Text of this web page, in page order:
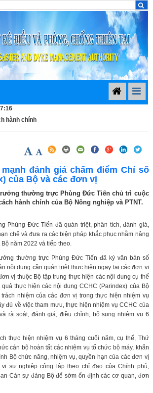
hành chính
đánh giá chấm điểm Chỉ số
của Bộ và các đơn vị
trưởng thường trực Phùng Đức Tiến chủ trì cuộc
hành chính của Bộ Nông nghiệp và PTNT.
Phùng Đức Tiến đã quán triệt, phân tích, đánh giá,
chế và đưa ra các biện pháp khắc phục nhằm nâng
năm 2022 và tiếp theo.
thường trực Phùng Đức Tiến đã ký văn bản số
nội dung cần quán triệt thực hiện ngay tại các đơn vị
vị thuộc Bộ tập trung thực hiện các nội dung cụ thể
quả thực hiện các nội dung CCHC (Parindex) của Bộ
nhiệm của các đơn vị trong thực hiện nhiệm vụ
đủ về việc tham mưu, thực hiện nhiệm vụ CCHC của
rà soát, đánh giá, điều chỉnh, bổ sung nhiệm vụ 6
thực hiện nhiệm vụ 6 tháng cuối năm, cụ thể, Thứ
cán bộ hoàn tất các nhiệm vụ tổ chức bộ máy, khẩn
Bộ chức năng, nhiệm vụ, quyền hạn của các đơn vị
sự nghiệp công lập theo chỉ đạo của Chính phủ,
Cán sự đảng Bộ để sớm ổn định các cơ quan, đơn